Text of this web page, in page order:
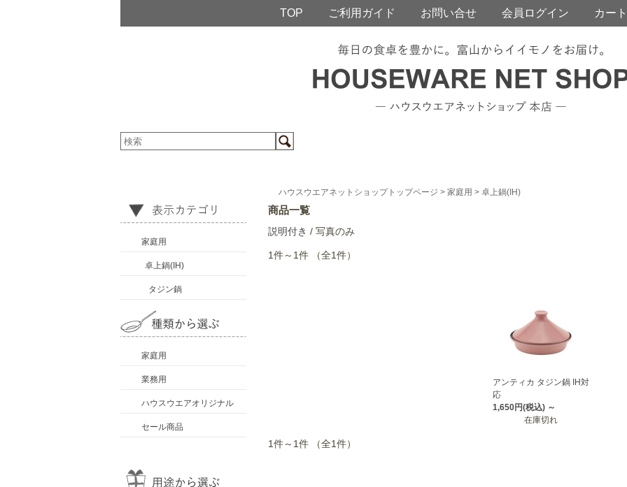
TOP ご利用ガイド お問い合せ 会員ログイン カー
家庭用
卓上鍋(IH)
タジン鍋
家庭用
業務用
ハウスウエアオリジナル
セール商品
ハウスウエアネットショップトップページ > 家庭用 > 卓上鍋(IH)
商品一覧
説明付き / 写真のみ
1件～1件 （全1件）
アンティカ タジン鍋 IH対
応
1,650円(税込) ～
在庫切れ
1件～1件 （全1件）